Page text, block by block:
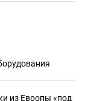
из Европы «под